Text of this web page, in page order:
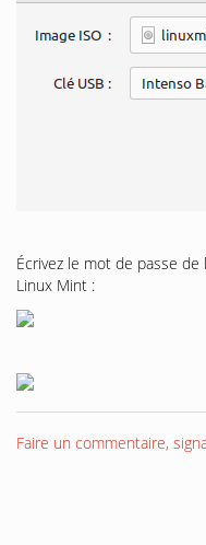
Écrivez le mot de passe de
Linux Mint :
Faire un commentaire,